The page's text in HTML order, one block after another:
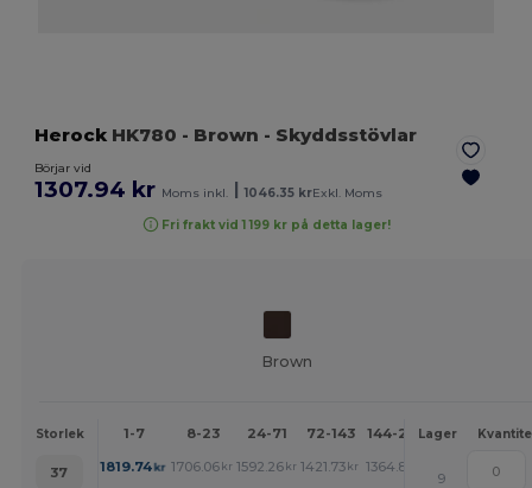
Herock HK780 - Brown - Skyddsstövlar
Börjar vid
1307.94 kr Moms inkl. 1046.35 krExkl. Moms
Fri frakt vid 1 199 kr på detta lager!
Brown
Storlek 1-7 8-23 24-71 72-143 144-287 288 + Mer
Lager
37 1819.74kr 1706.06 kr 1592.26 kr 1421.73 kr 1364.89 kr
9